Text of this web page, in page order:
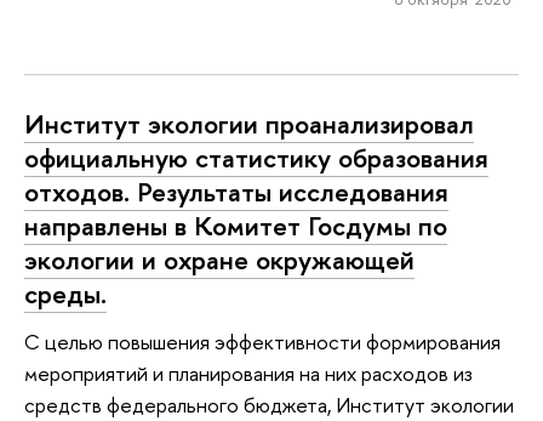
Институт экологии пр­оанализировал
официа­льную статистику образования
отходов. Результаты исследования
направлены в Комит­ет Госдумы по
эколог­ии и охране окружающ­ей
среды.
С целью повышения эффективности формирования
мероприятий и планирования на них расходов из
средств федерального бюджета, Институт экологии